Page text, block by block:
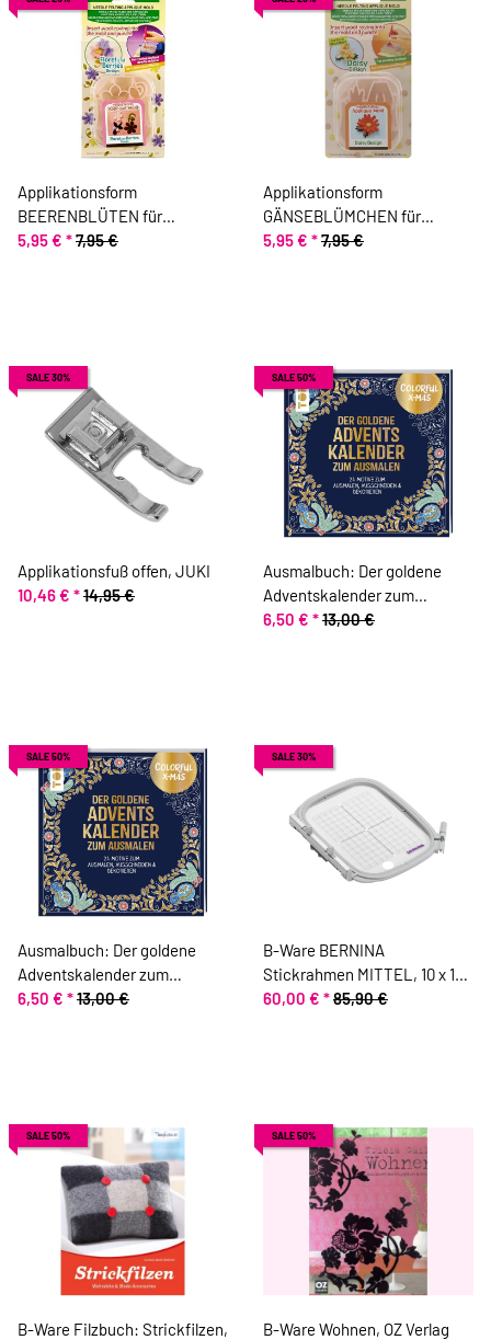
Applikationsform
BEERENBLÜTEN für
Trockenfilznadel, Clover
5,95 € *7,95 €
Applikationsform
GÄNSEBLÜMCHEN für
Trockenfilznadel, Clover
5,95 € *7,95 €
SALE 30%
Applikationsfuß offen, JUKI
10,46 € *14,95 €
SALE 50%
Ausmalbuch: Der goldene
Adventskalender zum
Ausmalen, TOPP
6,50 € *13,00 €
SALE 50%
Ausmalbuch: Der goldene
Adventskalender zum
Ausmalen, TOPP, Mangel
6,50 € *13,00 €
SALE 30%
B-Ware BERNINA
Stickrahmen MITTEL, 10 x 13
cm
60,00 € *85,90 €
SALE 50%
B-Ware Filzbuch: Strickfilzen,
SALE 50%
B-Ware Wohnen, OZ Verlag